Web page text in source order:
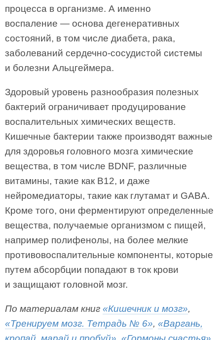
процесса в организме. А именно
воспаление — основа дегенеративных
состояний, в том числе диабета, рака,
заболеваний сердечно-сосудистой системы
и болезни Альцгеймера.
Здоровый уровень разнообразия полезных
бактерий ограничивает продуцирование
воспалительных химических веществ.
Кишечные бактерии также производят важные
для здоровья головного мозга химические
вещества, в том числе BDNF, различные
витамины, такие как В12, и даже
нейромедиаторы, такие как глутамат и GABA.
Кроме того, они ферментируют определенные
вещества, получаемые организмом с пищей,
например полифенолы, на более мелкие
противовоспалительные компоненты, которые
путем абсорбции попадают в ток крови
и защищают головной мозг.
По материалам книг «Кишечник и мозг»,
«Тренируем мозг. Тетрадь № 6», «Варгань,